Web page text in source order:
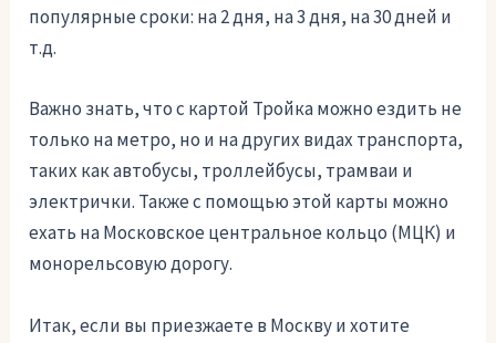
популярные сроки: на 2 дня, на 3 дня, на 30 дней и
т.д.
Важно знать, что с картой Тройка можно ездить не
только на метро, но и на других видах транспорта,
таких как автобусы, троллейбусы, трамваи и
электрички. Также с помощью этой карты можно
ехать на Московское центральное кольцо (МЦК) и
монорельсовую дорогу.
Итак, если вы приезжаете в Москву и хотите